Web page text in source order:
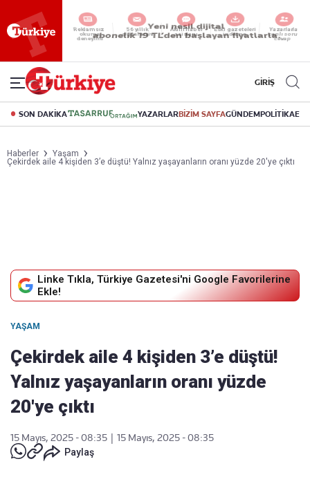
Yeni nesil dijital
abonelik 19 TL’den başlayan fiyatlarla.
GİRİŞ
SON DAKİKA YAZARLARBİZİM SAYFAGÜNDEMPOLİTİKA
Haberler
Yaşam
Çekirdek aile 4 kişiden 3’e düştü! Yalnız yaşayanların oranı yüzde 20'ye çıktı
Linke Tıkla, Türkiye Gazetesi'ni Google Favorilerine
Ekle!
YAŞAM
Çekirdek aile 4 kişiden 3’e düştü!
Yalnız yaşayanların oranı yüzde
20'ye çıktı
15 Mayıs, 2025 - 08:35
15 Mayıs, 2025 - 08:35
Paylaş